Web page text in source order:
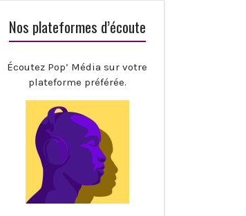
Nos plateformes d’écoute
Écoutez Pop’ Média sur votre
plateforme préférée.